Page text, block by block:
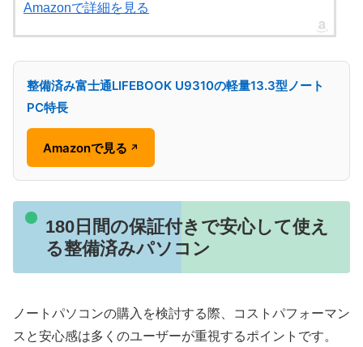
Amazonで詳細を見る
整備済み富士通LIFEBOOK U9310の軽量13.3型ノート
PC特長
Amazonで見る ↗
180日間の保証付きで安心して使え
る整備済みパソコン
ノートパソコンの購入を検討する際、コストパフォーマン
スと安心感は多くのユーザーが重視するポイントです。